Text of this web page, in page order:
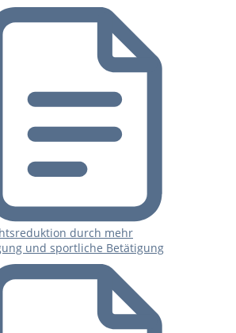
durch mehr
und sportliche Betätigung